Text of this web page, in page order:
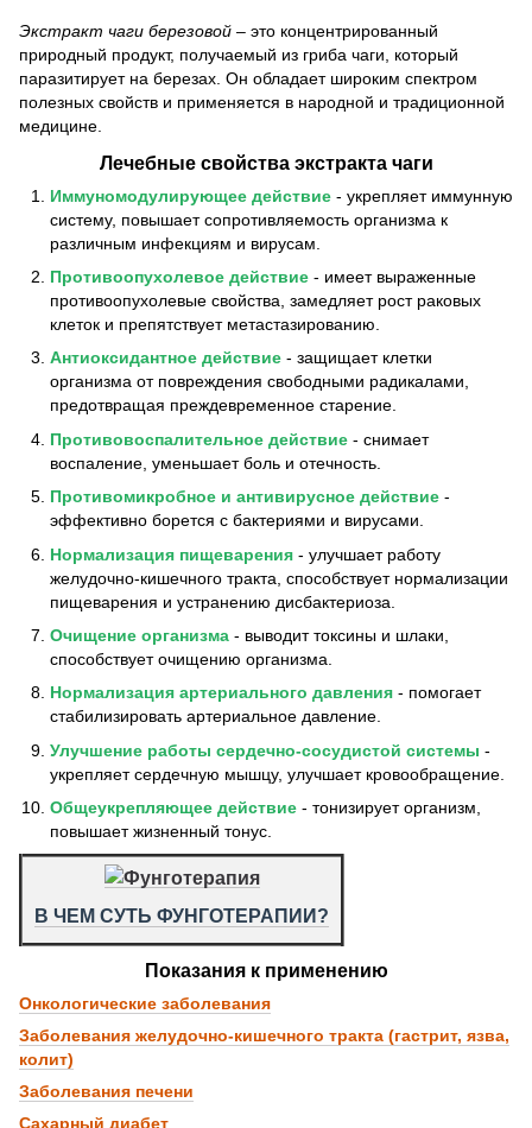
Экстракт чаги березовой – это концентрированный
природный продукт, получаемый из гриба чаги, который
паразитирует на березах. Он обладает широким спектром
полезных свойств и применяется в народной и традиционной
медицине.
Лечебные свойства экстракта чаги
Иммуномодулирующее действие - укрепляет иммунную
систему, повышает сопротивляемость организма к
различным инфекциям и вирусам.
Противоопухолевое действие - имеет выраженные
противоопухолевые свойства, замедляет рост раковых
клеток и препятствует метастазированию.
Антиоксидантное действие - защищает клетки
организма от повреждения свободными радикалами,
предотвращая преждевременное старение.
Противовоспалительное действие - снимает
воспаление, уменьшает боль и отечность.
Противомикробное и антивирусное действие -
эффективно борется с бактериями и вирусами.
Нормализация пищеварения - улучшает работу
желудочно-кишечного тракта, способствует нормализации
пищеварения и устранению дисбактериоза.
Очищение организма - выводит токсины и шлаки,
способствует очищению организма.
Нормализация артериального давления - помогает
стабилизировать артериальное давление.
Улучшение работы сердечно-сосудистой системы -
укрепляет сердечную мышцу, улучшает кровообращение.
Общеукрепляющее действие - тонизирует организм,
повышает жизненный тонус.
В ЧЕМ СУТЬ ФУНГОТЕРАПИИ?
Показания к применению
Онкологические заболевания
Заболевания желудочно-кишечного тракта (гастрит, язва,
колит)
Заболевания печени
Сахарный диабет